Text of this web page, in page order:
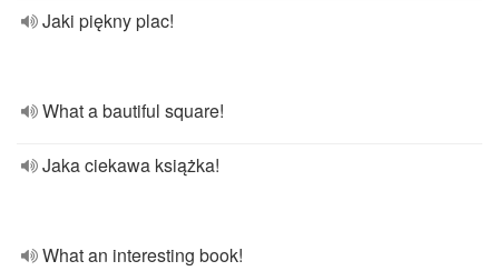
Jaki piękny plac!
What a bautiful square!
Jaka ciekawa książka!
What an interesting book!